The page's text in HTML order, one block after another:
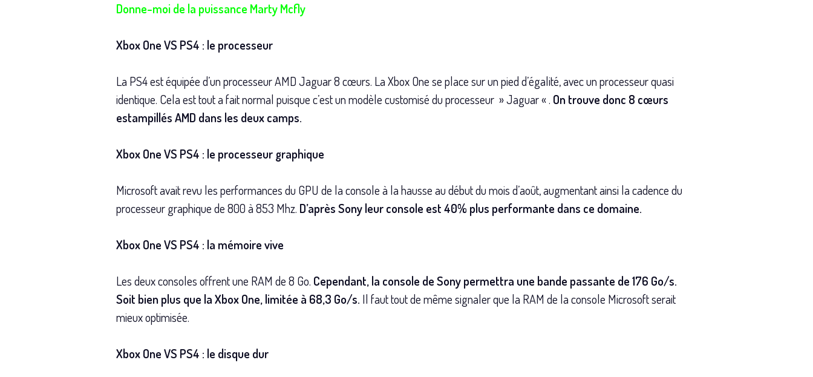
Donne-moi de la puissance Marty Mcfly
Xbox One VS PS4 : le processeur
La PS4 est équipée d’un processeur AMD Jaguar 8 cœurs. La Xbox One se place sur un pied d’égalité, avec un processeur quasi
identique. Cela est tout a fait normal puisque c’est un modèle customisé du processeur » Jaguar « . On trouve donc 8 cœurs
estampillés AMD dans les deux camps.
Xbox One VS PS4 : le processeur graphique
Microsoft avait revu les performances du GPU de la console à la hausse au début du mois d’août, augmentant ainsi la cadence du
processeur graphique de 800 à 853 Mhz. D’après Sony leur console est 40% plus performante dans ce domaine.
Xbox One VS PS4 : la mémoire vive
Les deux consoles offrent une RAM de 8 Go. Cependant, la console de Sony permettra une bande passante de 176 Go/s.
Soit bien plus que la Xbox One, limitée à 68,3 Go/s. Il faut tout de même signaler que la RAM de la console Microsoft serait
mieux optimisée.
Xbox One VS PS4 : le disque dur